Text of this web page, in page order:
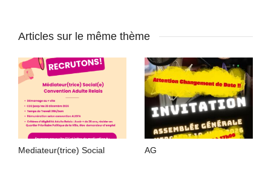
Articles sur le même thème
Mediateur(trice) Social AG